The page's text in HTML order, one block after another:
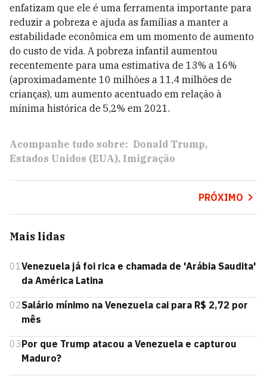
enfatizam que ele é uma ferramenta importante para
reduzir a pobreza e ajuda as famílias a manter a
estabilidade econômica em um momento de aumento
do custo de vida. A pobreza infantil aumentou
recentemente para uma estimativa de 13% a 16%
(aproximadamente 10 milhões a 11,4 milhões de
crianças), um aumento acentuado em relação à
mínima histórica de 5,2% em 2021.
Acompanhe tudo sobre: Donald Trump
Estados Unidos (EUA) Imigração
PRÓXIMO
Mais lidas
01 Venezuela já foi rica e chamada de 'Arábia Saudita'
da América Latina
02Salário mínimo na Venezuela cai para R$ 2,72 por
mês
03Por que Trump atacou a Venezuela e capturou
Maduro?